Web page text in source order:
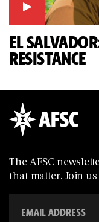
EL
RESISTANCE
The AFSC
that matter. Join us